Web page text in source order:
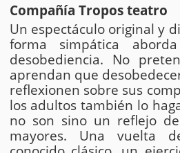
Compañía Tropos teatro
Un espectáculo original y
forma simpática
desobediencia. No
aprendan que
reflexionen sobre sus
los adultos también lo
no son sino un reflejo
mayores. Una vuelta